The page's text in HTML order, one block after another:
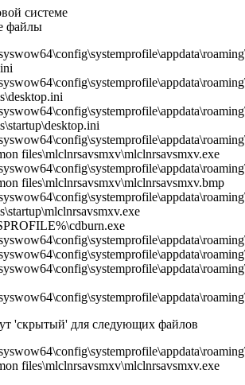
системе
файлы
files\mlclnrsavsmxv\mlclnrsavsmxv.exe
files\mlclnrsavsmxv\mlclnrsavsmxv.bmp
'скрытый' для следующих файлов
files\mlclnrsavsmxv\mlclnrsavsmxv.exe